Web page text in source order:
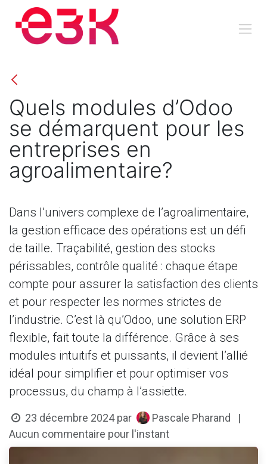
Se rendre au contenu
Quels modules d’Odoo
se démarquent pour les
entreprises en
agroalimentaire?
Dans l’univers complexe de l’agroalimentaire,
la gestion efficace des opérations est un défi
de taille. Traçabilité, gestion des stocks
périssables, contrôle qualité : chaque étape
compte pour assurer la satisfaction des clients
et pour respecter les normes strictes de
l’industrie. C’est là qu’Odoo, une solution ERP
flexible, fait toute la différence. Grâce à ses
modules intuitifs et puissants, il devient l’allié
idéal pour simplifier et pour optimiser vos
processus, du champ à l’assiette.
23 décembre 2024 par Pascale Pharand
|
Aucun commentaire pour l'instant